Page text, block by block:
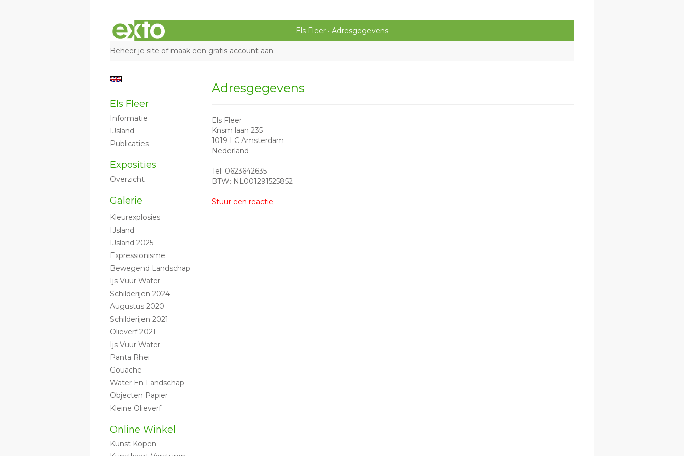
Els Fleer Adresgegevens
Beheer je site of maak een gratis account aan.
Adresgegevens
Els Fleer
Knsm laan 235
1019 LC Amsterdam
Nederland
Tel: 0623642635
BTW: NL001291525852
Stuur een reactie
Els Fleer
Informatie
IJsland
Publicaties
Exposities
Overzicht
Galerie
Kleurexplosies
IJsland
IJsland 2025
Expressionisme
Bewegend Landschap
Ijs Vuur Water
Schilderijen 2024
Augustus 2020
Schilderijen 2021
Olieverf 2021
Ijs Vuur Water
Panta Rhei
Gouache
Water En Landschap
Objecten Papier
Kleine Olieverf
Online Winkel
Kunst Kopen